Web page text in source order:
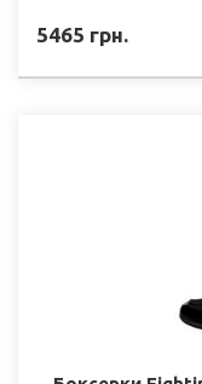
5465 грн.